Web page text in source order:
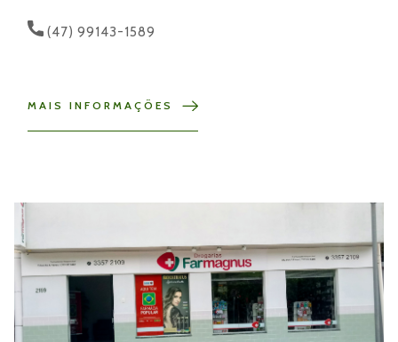
(47) 99143-1589
MAIS INFORMAÇÕES